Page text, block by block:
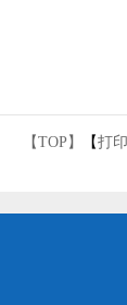
【TOP】 【打